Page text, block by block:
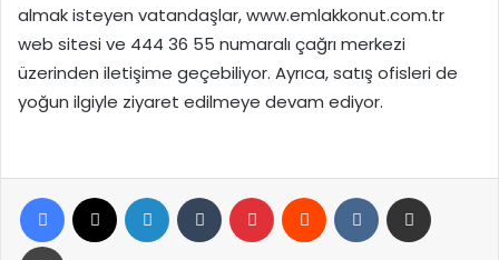
almak isteyen vatandaşlar, www.emlakkonut.com.tr
web sitesi ve 444 36 55 numaralı çağrı merkezi
üzerinden iletişime geçebiliyor. Ayrıca, satış ofisleri de
yoğun ilgiyle ziyaret edilmeye devam ediyor.
Facebook LinkedIn Tumblr Pinterest Reddit VKontakte
Yazdır